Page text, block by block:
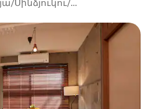
Սինձյուկու/
տները